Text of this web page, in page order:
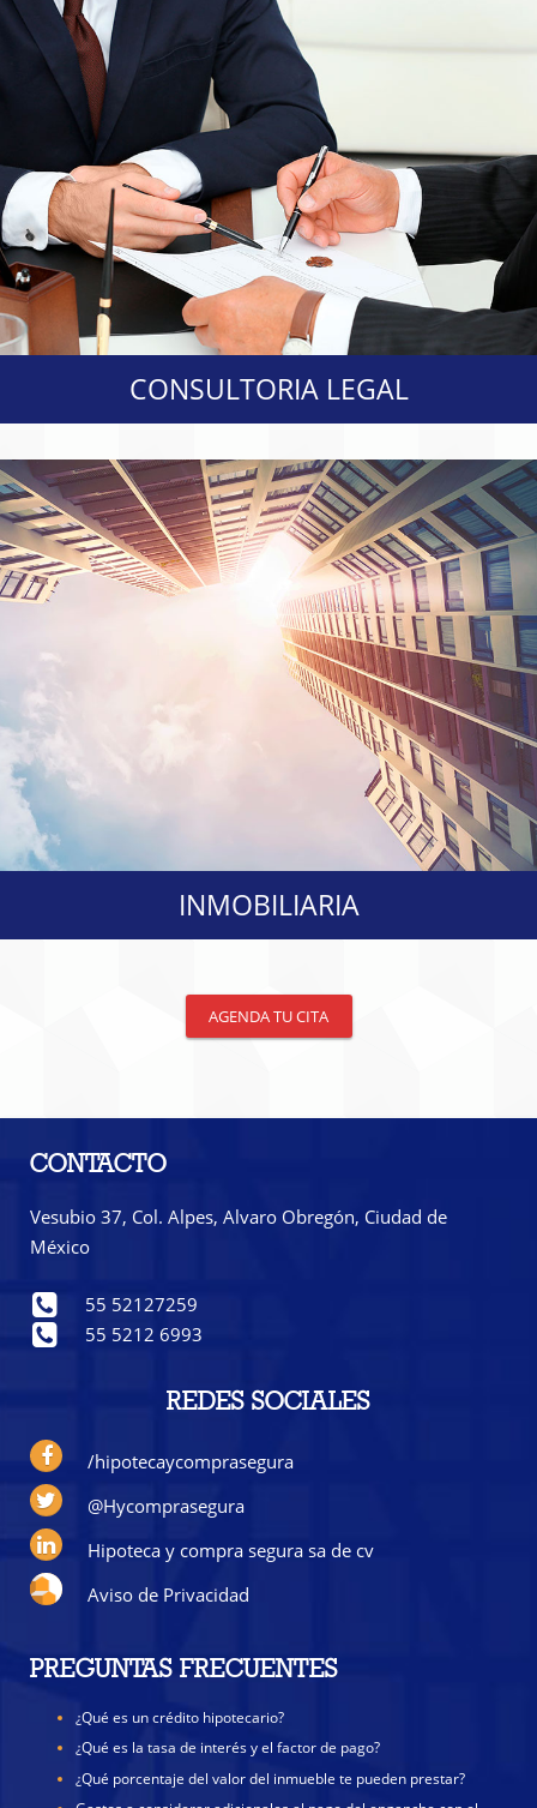
CONSULTORIA LEGAL
INMOBILIARIA
AGENDA TU CITA
CONTACTO
Vesubio 37, Col. Alpes, Alvaro Obregón, Ciudad de
México
55 52127259
55 5212 6993
REDES SOCIALES
/hipotecaycomprasegura
@Hycomprasegura
Hipoteca y compra segura sa de cv
Aviso de Privacidad
PREGUNTAS FRECUENTES
¿Qué es un crédito hipotecario?
¿Qué es la tasa de interés y el factor de pago?
¿Qué porcentaje del valor del inmueble te pueden prestar?